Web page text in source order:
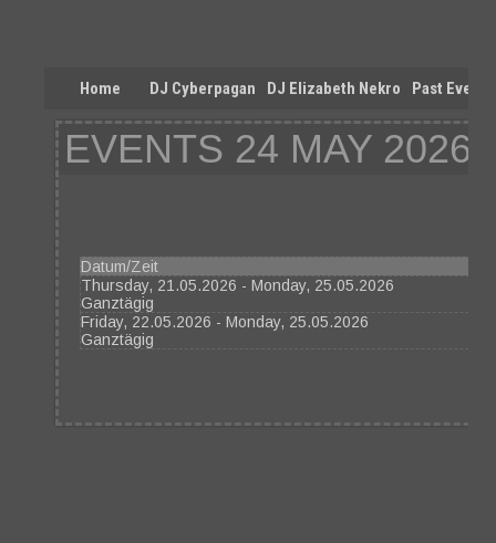
Home DJ Cyberpagan DJ Elizabeth Nekro Past Events
EVENTS 24 MAY 2026
Datum/Zeit
Thursday, 21.05.2026 - Monday, 25.05.2026
Ganztägig
Friday, 22.05.2026 - Monday, 25.05.2026
Ganztägig